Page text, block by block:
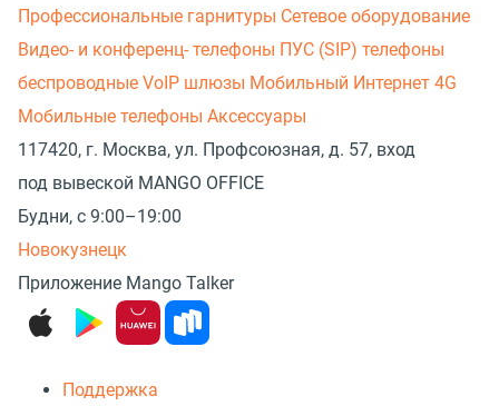
Профессиональные гарнитуры Сетевое оборудование
Видео- и конференц- телефоны ПУС (SIP) телефоны
беспроводные VoIP шлюзы Мобильный Интернет 4G
Мобильные телефоны Аксессуары
117420, г. Москва, ул. Профсоюзная, д. 57, вход
под вывеской MANGO OFFICE
Будни, с 9:00–19:00
Новокузнецк
Приложение Mango Talker
Поддержка